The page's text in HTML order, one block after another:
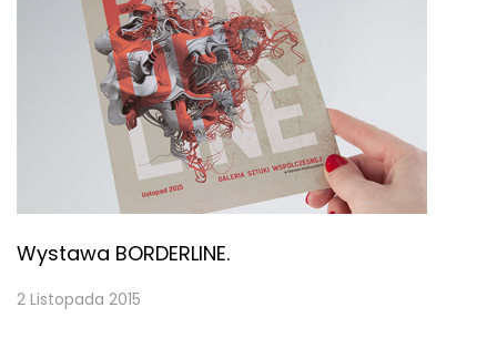
Wystawa BORDERLINE.
2 Listopada 2015